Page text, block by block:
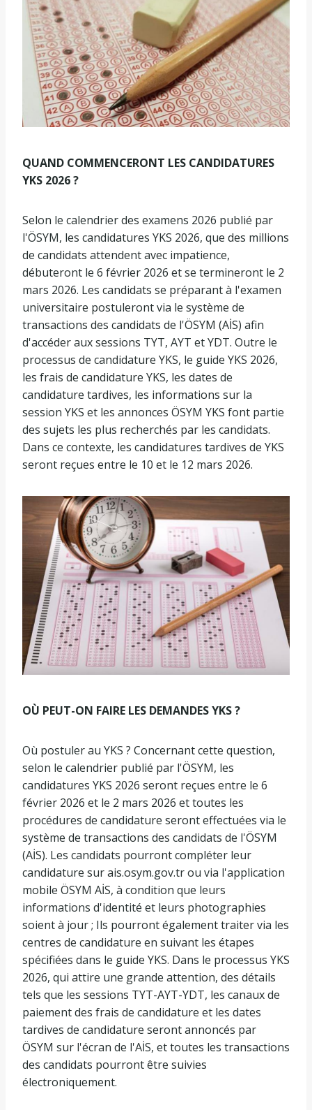
QUAND COMMENCERONT LES CANDIDATURES
YKS 2026 ?
Selon le calendrier des examens 2026 publié par
l'ÖSYM, les candidatures YKS 2026, que des millions
de candidats attendent avec impatience,
débuteront le 6 février 2026 et se termineront le 2
mars 2026. Les candidats se préparant à l'examen
universitaire postuleront via le système de
transactions des candidats de l'ÖSYM (AİS) afin
d'accéder aux sessions TYT, AYT et YDT. Outre le
processus de candidature YKS, le guide YKS 2026,
les frais de candidature YKS, les dates de
candidature tardives, les informations sur la
session YKS et les annonces ÖSYM YKS font partie
des sujets les plus recherchés par les candidats.
Dans ce contexte, les candidatures tardives de YKS
seront reçues entre le 10 et le 12 mars 2026.
OÙ PEUT-ON FAIRE LES DEMANDES YKS ?
Où postuler au YKS ? Concernant cette question,
selon le calendrier publié par l'ÖSYM, les
candidatures YKS 2026 seront reçues entre le 6
février 2026 et le 2 mars 2026 et toutes les
procédures de candidature seront effectuées via le
système de transactions des candidats de l'ÖSYM
(AİS). Les candidats pourront compléter leur
candidature sur ais.osym.gov.tr ​​​​ou via l'application
mobile ÖSYM AİS, à condition que leurs
informations d'identité et leurs photographies
soient à jour ; Ils pourront également traiter via les
centres de candidature en suivant les étapes
spécifiées dans le guide YKS. Dans le processus YKS
2026, qui attire une grande attention, des détails
tels que les sessions TYT-AYT-YDT, les canaux de
paiement des frais de candidature et les dates
tardives de candidature seront annoncés par
ÖSYM sur l'écran de l'AİS, et toutes les transactions
des candidats pourront être suivies
électroniquement.